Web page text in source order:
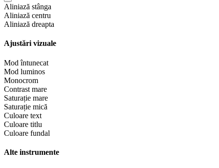
Aliniază stânga
Aliniază centru
Aliniază dreapta
Ajustări vizuale
Mod întunecat
Mod luminos
Monocrom
Contrast mare
Saturație mare
Saturație mică
Culoare text
Culoare titlu
Culoare fundal
Alte instrumente